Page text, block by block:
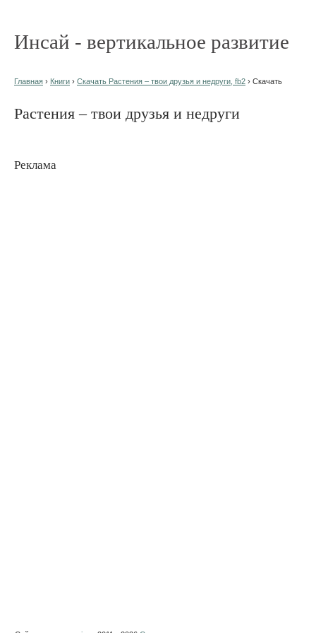
Инсай - вертикальное развитие
Главная › Книги › Скачать Растения – твои друзья и недруги, fb2 › Скачать
Растения – твои друзья и недруги
Реклама